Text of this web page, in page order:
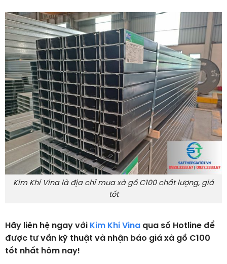
Kim Khí Vina là địa chỉ mua xà gồ C100 chất lượng, giá
tốt
Hãy liên hệ ngay với Kim Khí Vinaqua số Hotline để
được tư vấn kỹ thuật và nhận báo giá xà gồ C100
tốt nhất hôm nay!